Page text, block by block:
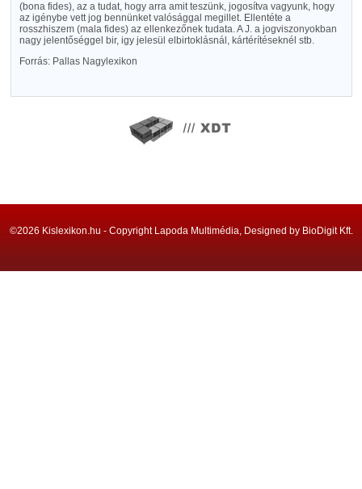
(bona fides), az a tudat, hogy arra amit teszünk, jogosítva vagyunk, hogy
az igénybe vett jog bennünket valósággal megillet. Ellentéte a
rosszhiszem (mala fides) az ellenkezőnek tudata. A J. a jogviszonyokban
nagy jelentőséggel bir, igy jelesül elbirtoklásnál, kártérítéseknél stb.
Forrás: Pallas Nagylexikon
©2026 Kislexikon.hu - Copyright Lapoda Multimédia, Designed by BioDigit Kft.